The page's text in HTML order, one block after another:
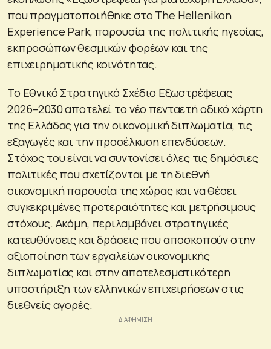
που πραγματοποιήθηκε στο The Hellenikon
Experience Park, παρουσία της πολιτικής ηγεσίας,
εκπροσώπων θεσμικών φορέων και της
επιχειρηματικής κοινότητας.
Το Εθνικό Στρατηγικό Σχέδιο Εξωστρέφειας
2026–2030 αποτελεί το νέο πενταετή οδικό χάρτη
της Ελλάδας για την οικονομική διπλωματία, τις
εξαγωγές και την προσέλκυση επενδύσεων.
Στόχος του είναι να συντονίσει όλες τις δημόσιες
πολιτικές που σχετίζονται με τη διεθνή
οικονομική παρουσία της χώρας και να θέσει
συγκεκριμένες προτεραιότητες και μετρήσιμους
στόχους. Ακόμη, περιλαμβάνει στρατηγικές
κατευθύνσεις και δράσεις που αποσκοπούν στην
αξιοποίηση των εργαλείων οικονομικής
διπλωματίας και στην αποτελεσματικότερη
υποστήριξη των ελληνικών επιχειρήσεων στις
διεθνείς αγορές.